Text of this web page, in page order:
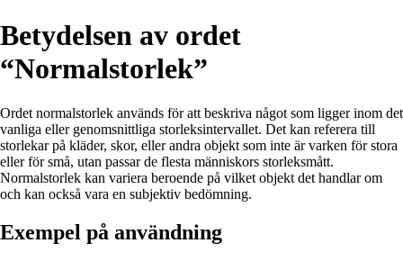
Betydelsen av ordet
“Normalstorlek”
Ordet normalstorlek används för att beskriva något som ligger inom det
vanliga eller genomsnittliga storleksintervallet. Det kan referera till
storlekar på kläder, skor, eller andra objekt som inte är varken för stora
eller för små, utan passar de flesta människors storleksmått.
Normalstorlek kan variera beroende på vilket objekt det handlar om
och kan också vara en subjektiv bedömning.
Exempel på användning